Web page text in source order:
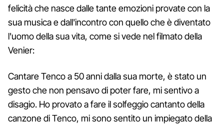
felicità che nasce dalle tante emozioni provate con la
sua musica e dall'incontro con quello che è diventato
l'uomo della sua vita, come si vede nel filmato della
Venier:
Cantare Tenco a 50 anni dalla sua morte, è stato un
gesto che non pensavo di poter fare, mi sentivo a
disagio. Ho provato a fare il solfeggio cantanto della
canzone di Tenco, mi sono sentito un impiegato della